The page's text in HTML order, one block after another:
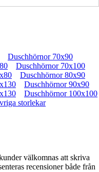
Duschhörnor 70x90
Duschhörnor 70x100
Duschhörnor 80x90
Duschhörnor 90x90
Duschhörnor 100x100
storlekar
välkomnas att skriva
recensioner både från